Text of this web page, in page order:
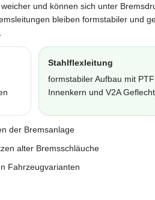
und können sich unter
bleiben formstabiler und
Stahlflexleitung
formstabiler Aufbau mit
Innenkern und V2A Geflecht
der Bremsanlage
alter Bremsschläuche
Fahrzeugvarianten